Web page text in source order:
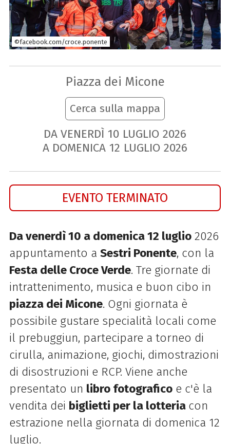
©facebook.com/croce.ponente
Piazza dei Micone
Cerca sulla mappa
DA VENERDÌ 10 LUGLIO 2026
A DOMENICA 12 LUGLIO 2026
EVENTO TERMINATO
Da venerdì 10 a domenica 12 luglio2026
appuntamento a Sestri Ponente, con la
Festa delle Croce Verde. Tre giornate di
intrattenimento, musica e buon cibo in
piazza dei Micone. Ogni giornata è
possibile gustare specialità locali come
il prebuggiun, partecipare a torneo di
cirulla, animazione, giochi, dimostrazioni
di disostruzioni e RCP. Viene anche
presentato un libro fotograficoe c'è la
vendita dei biglietti per la lotteria con
estrazione nella giornata di domenica 12
luglio.